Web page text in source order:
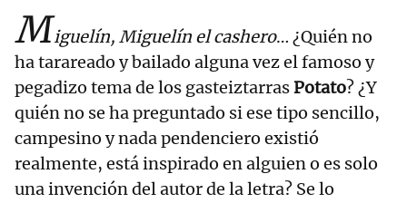
Miguelín, Miguelín el cashero… ¿Quién no
ha tarareado y bailado alguna vez el famoso y
pegadizo tema de los gasteiztarrasPotato? ¿Y
quién no se ha preguntado si ese tipo sencillo,
campesino y nada pendenciero existió
realmente, está inspirado en alguien o es solo
una invención del autor de la letra? Se lo